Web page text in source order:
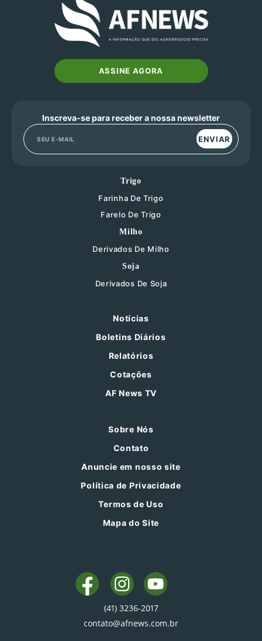
ASSINE AGORA
Inscreva-se para receber a nossa newsletter
ENVIAR
Trigo
Farinha De Trigo
Farelo De Trigo
Milho
Derivados De Milho
Soja
Derivados De Soja
Notícias
Boletins Diários
Relatórios
Cotações
AF News TV
Sobre Nós
Contato
Anuncie em nosso site
Política de Privacidade
Termos de Uso
Mapa do Site
(41) 3236-2017
contato@afnews.com.br